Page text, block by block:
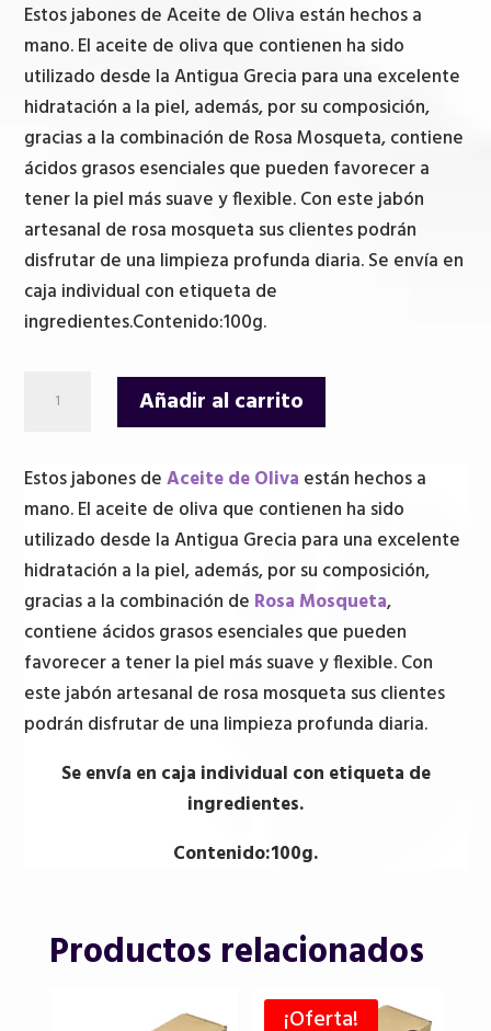
Estos jabones de Aceite de Oliva están hechos a
mano. El aceite de oliva que contienen ha sido
utilizado desde la Antigua Grecia para una excelente
hidratación a la piel, además, por su composición,
gracias a la combinación de Rosa Mosqueta, contiene
ácidos grasos esenciales que pueden favorecer a
tener la piel más suave y flexible. Con este jabón
artesanal de rosa mosqueta sus clientes podrán
disfrutar de una limpieza profunda diaria. Se envía en
caja individual con etiqueta de
ingredientes.Contenido:100g.
de
Oliva
-
Rosa
Mosqueta
en
caja
individual
-
cantidad
Añadir al carrito
Estos jabones deAceite de Oliva están hechos a
mano. El aceite de oliva que contienen ha sido
utilizado desde la Antigua Grecia para una excelente
hidratación a la piel, además, por su composición,
gracias a la combinación de Rosa Mosqueta,
contiene ácidos grasos esenciales que pueden
favorecer a tener la piel más suave y flexible. Con
este jabón artesanal de rosa mosqueta sus clientes
podrán disfrutar de una limpieza profunda diaria.
Se envía en caja individual con etiqueta de
ingredientes.
Contenido:100g.
Productos relacionados
¡Oferta!